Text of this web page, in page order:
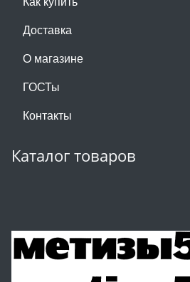
Доставка
О магазине
ГОСТы
Контакты
Каталог товаров